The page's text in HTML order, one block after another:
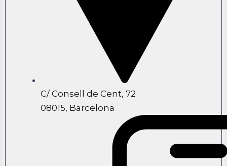
C/ Consell de Cent, 72
08015, Barcelona